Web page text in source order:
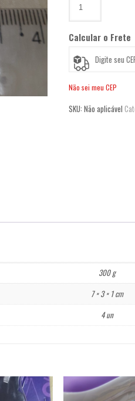
Rápido
Bolsa
Mochila
30
quantidade
Calcular o Frete
Não sei meu CEP
SKU: Não aplicável
300 g
7 × 3 × 1 cm
4 un